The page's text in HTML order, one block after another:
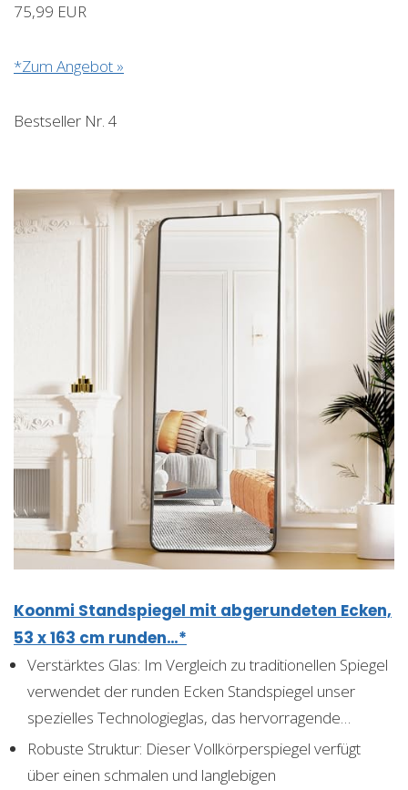
75,99 EUR
*Zum Angebot »
Bestseller Nr. 4
Koonmi Standspiegel mit abgerundeten Ecken,
53 x 163 cm runden…*
Verstärktes Glas: Im Vergleich zu traditionellen Spiegel
verwendet der runden Ecken Standspiegel unser
spezielles Technologieglas, das hervorragende…
Robuste Struktur: Dieser Vollkörperspiegel verfügt
über einen schmalen und langlebigen